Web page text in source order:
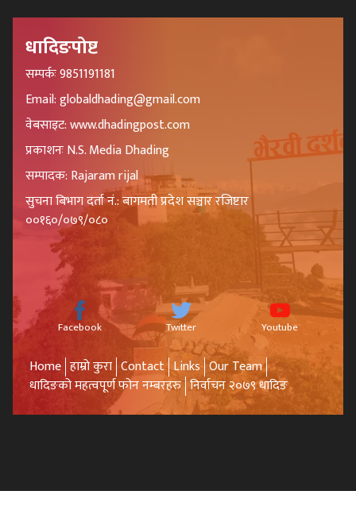
धादिङपोष्ट
सम्पर्कः 9851191181
Email: globaldhading@gmail.com
वेबसाइट: www.dhadingpost.com
प्रकाशनः N.S. Media Dhading
सम्पादक: Rajaram rijal
सुचना बिभाग दर्ता नं.: बागमती प्रदेश सञ्चार रजिष्टार
००१६०/०७९/०८०
Facebook Twitter Youtube
Home हाम्रो कुरा Contact Links Our Team
धादिङको महत्वपूर्ण फोन नम्बरहरु निर्वाचन २०७९ धादिङ